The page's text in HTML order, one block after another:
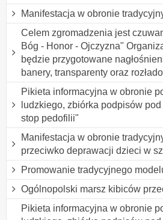
Manifestacja w obronie
Celem zgromadzenia jest
Bóg - Honor - Ojczyzna"
będzie przygotowane
banery, transparenty oraz
Pikieta informacyjna w obronie
ludzkiego, zbiórka podpisów
stop pedofilii"
Manifestacja w obronie
przeciwko deprawacji dzieci w
Promowanie tradycyjnego
Ogólnopolski marsz kibiców
Pikieta informacyjna w obronie